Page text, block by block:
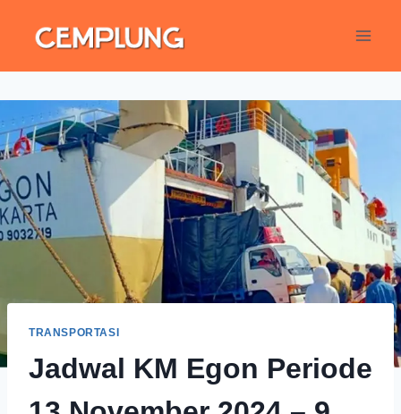
TRANSPORTASI
Jadwal KM Egon Periode